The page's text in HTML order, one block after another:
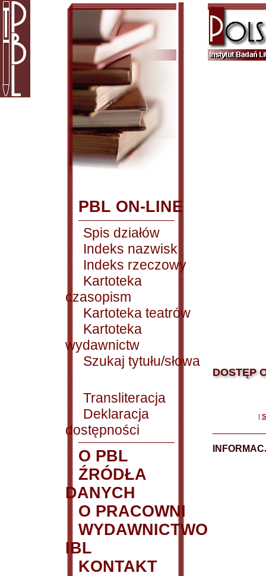
PBL ON-LINE
Spis działów
Indeks nazwisk
Indeks rzeczowy
Kartoteka
czasopism
Kartoteka teatrów
Kartoteka
wydawnictw
Szukaj tytułu/słowa
Transliteracja
Deklaracja
dostępności
O PBL
ŹRÓDŁA
DANYCH
O PRACOWNI
WYDAWNICTWO
IBL
KONTAKT
DOSTĘP
|